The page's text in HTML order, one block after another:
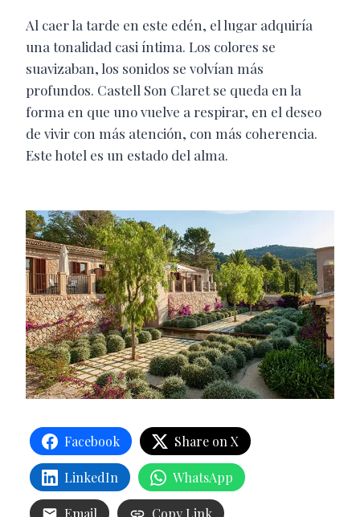
Al caer la tarde en este edén, el lugar adquiría
una tonalidad casi íntima. Los colores se
suavizaban, los sonidos se volvían más
profundos. Castell Son Claret se queda en la
forma en que uno vuelve a respirar, en el deseo
de vivir con más atención, con más coherencia.
Este hotel es un estado del alma.
Facebook Share on X
LinkedIn WhatsApp
Email Copy Link